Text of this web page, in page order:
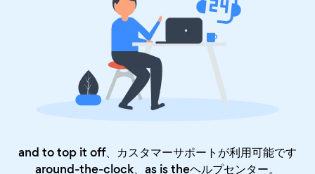
and to top it off、カスタマーサポートが利用可能です
around-the-clock、as is theヘルプセンター。